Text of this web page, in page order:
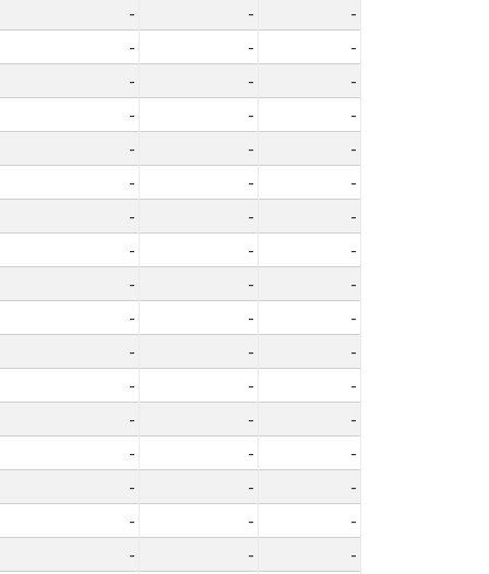
- -
-
- -
-
- -
-
- -
-
- -
-
- -
-
- -
-
- -
-
- -
-
- -
-
- -
-
- -
-
- -
-
- -
-
- -
-
- -
-
- -
-